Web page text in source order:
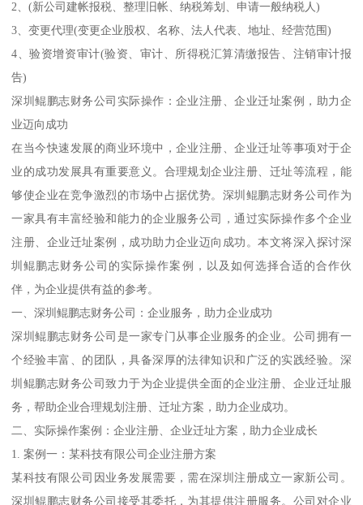
2、(新公司建帐报税、整理旧帐、纳税筹划、申请一般纳税人)
3、变更代理(变更企业股权、名称、法人代表、地址、经营范围)
4、验资增资审计(验资、审计、所得税汇算清缴报告、注销审计报
告)
深圳鲲鹏志财务公司实际操作：企业注册、企业迁址案例，助力企
业迈向成功
在当今快速发展的商业环境中，企业注册、企业迁址等事项对于企
业的成功发展具有重要意义。合理规划企业注册、迁址等流程，能
够使企业在竞争激烈的市场中占据优势。深圳鲲鹏志财务公司作为
一家具有丰富经验和能力的企业服务公司，通过实际操作多个企业
注册、企业迁址案例，成功助力企业迈向成功。本文将深入探讨深
圳鲲鹏志财务公司的实际操作案例，以及如何选择合适的合作伙
伴，为企业提供有益的参考。
一、深圳鲲鹏志财务公司：企业服务，助力企业成功
深圳鲲鹏志财务公司是一家专门从事企业服务的企业。公司拥有一
个经验丰富、的团队，具备深厚的法律知识和广泛的实践经验。深
圳鲲鹏志财务公司致力于为企业提供全面的企业注册、企业迁址服
务，帮助企业合理规划注册、迁址方案，助力企业成功。
二、实际操作案例：企业注册、企业迁址方案，助力企业成长
1. 案例一：某科技有限公司企业注册方案
某科技有限公司因业务发展需要，需在深圳注册成立一家新公司。
深圳鲲鹏志财务公司接受其委托，为其提供注册服务。公司对企业